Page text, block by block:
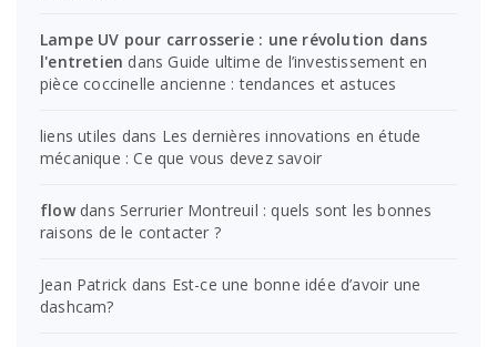
Lampe UV pour carrosserie : une révolution dans
l'entretien dans Guide ultime de l’investissement en
pièce coccinelle ancienne : tendances et astuces
liens utiles dans Les dernières innovations en étude
mécanique : Ce que vous devez savoir
flowdans Serrurier Montreuil : quels sont les bonnes
raisons de le contacter ?
Jean Patrick dans Est-ce une bonne idée d’avoir une
dashcam?